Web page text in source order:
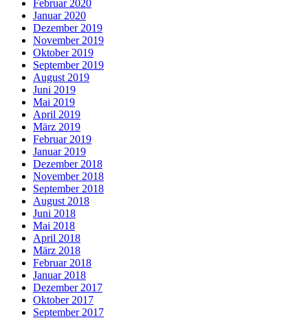
Februar 2020
Januar 2020
Dezember 2019
November 2019
Oktober 2019
September 2019
August 2019
Juni 2019
Mai 2019
April 2019
März 2019
Februar 2019
Januar 2019
Dezember 2018
November 2018
September 2018
August 2018
Juni 2018
Mai 2018
April 2018
März 2018
Februar 2018
Januar 2018
Dezember 2017
Oktober 2017
September 2017